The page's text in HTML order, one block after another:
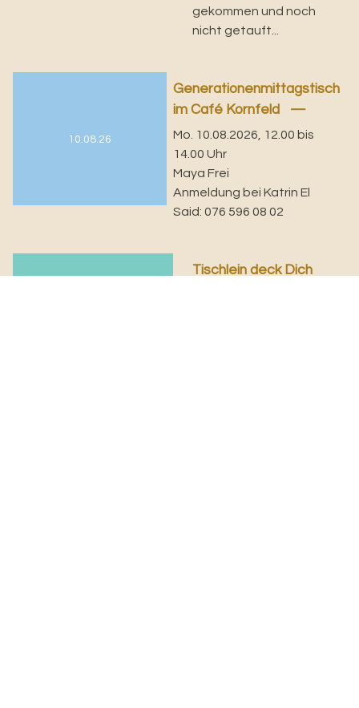
gekommen und noch
nicht getauft...
10.08.26
Generationenmittagstisch
im Café Kornfeld
Mo. 10.08.2026, 12.00 bis
14.00 Uhr
Maya Frei
Anmeldung bei Katrin El
Said: 076 596 08 02
Tischlein deck Dich